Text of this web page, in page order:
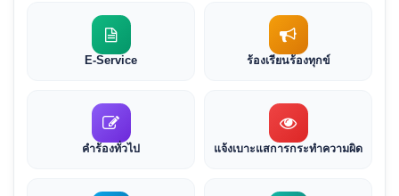
E-Service ร้องเรียนร้องทุกข์
คำร้องทั่วไป แจ้งเบาะแสการกระทำความผิด